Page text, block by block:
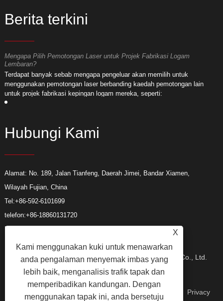
Berita terkini
Mengapa Pilih Pemotongan Laser untuk Projek Fabrikasi Logam
Lembaran?
Terdapat banyak sebab mengapa pengeluar akan memilih untuk
menggunakan pemotongan laser berbanding kaedah pemotongan lain
untuk projek fabrikasi kepingan logam mereka, seperti:
Hubungi Kami
Alamat: No. 189, Jalan Tianfeng, Daerah Jimei, Bandar Xiamen,
Wilayah Fujian, China
Tel:+86-592-6101699
telefon:+86-18860131720
E-mel:
Hak Cipta © 2024 Xiamen Huimei Industry and Trade Co., Ltd.
Hak Cipta Terpelihara. Pautan Sitemap RSS Privacy
X
Kami menggunakan kuki untuk menawarkan
anda pengalaman menyemak imbas yang
lebih baik, menganalisis trafik tapak dan
memperibadikan kandungan. Dengan
menggunakan tapak ini, anda bersetuju